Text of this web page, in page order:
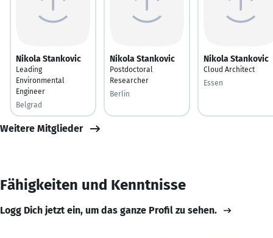
Nikola Stankovic
Leading
Environmental
Engineer
Belgrad
Nikola Stankovic
Postdoctoral
Researcher
Berlin
Nikola Stankovic
Cloud Architect
Essen
Weitere Mitglieder
Fähigkeiten und Kenntnisse
Logg Dich jetzt ein, um das ganze Profil zu sehen.